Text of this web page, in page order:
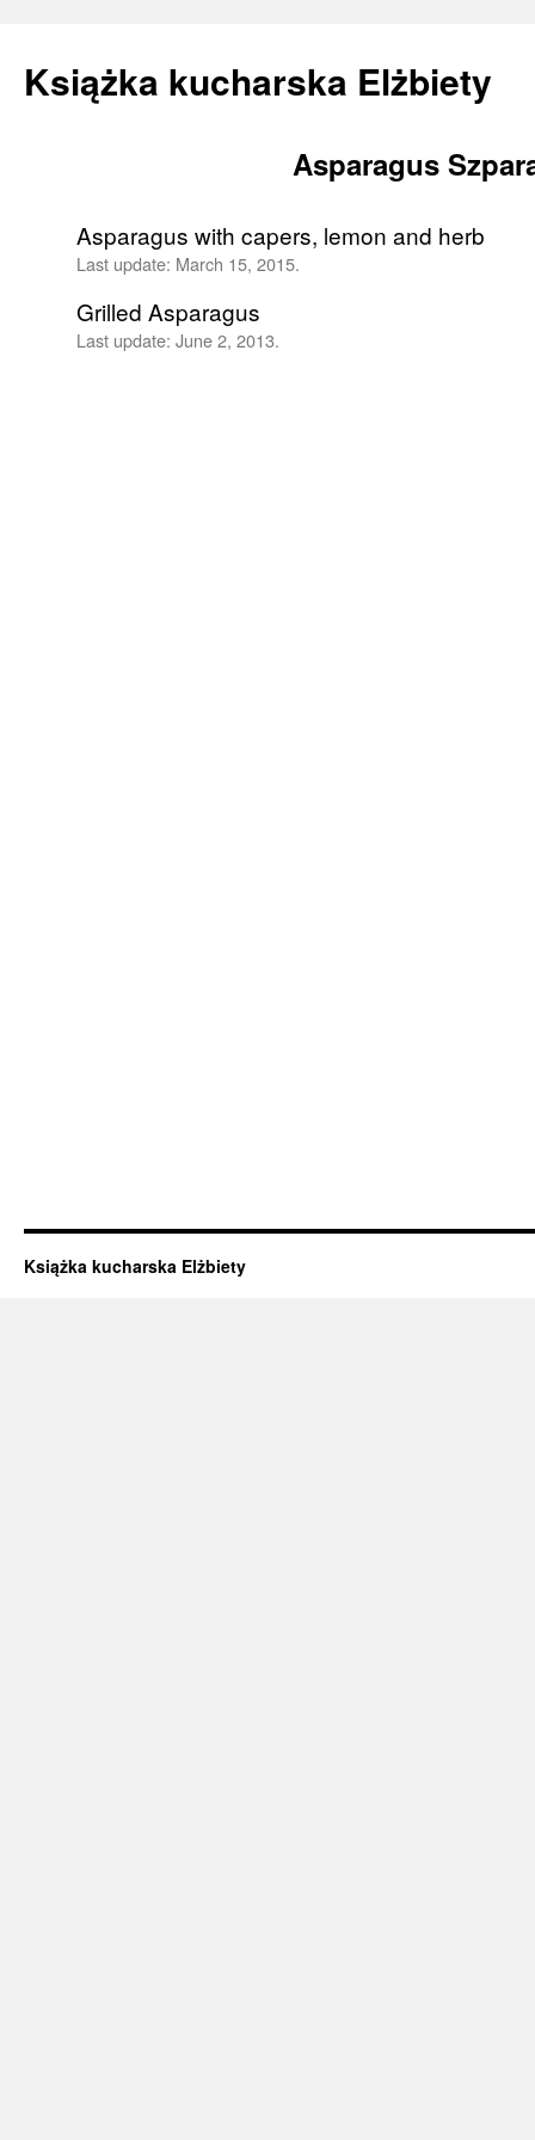
Książka kucharska Elżbiety
content
Asparagus
Asparagus with capers, lemon and herb
Last update: March 15, 2015.
Grilled Asparagus
Last update: June 2, 2013.
Książka kucharska Elżbiety